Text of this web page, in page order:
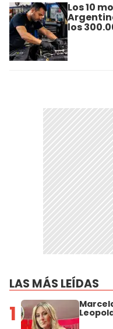
Los 10
los
LAS MÁS LEÍDAS
1